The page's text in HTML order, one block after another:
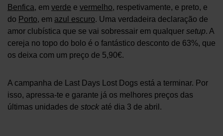
Benfica, em verde e vermelho, respetivamente, e preto, e
do Porto, em azul escuro. Uma verdadeira declaração de
amor clubística que se vai sobressair em qualquer setup. A
cereja no topo do bolo é o fantástico desconto de 63%, que
os deixa com um preço de 5,90€.
A campanha de Last Days Lost Dogs está a terminar. Por
isso, apressa-te e garante já os melhores preços das
últimas unidades de stock até dia 3 de abril.